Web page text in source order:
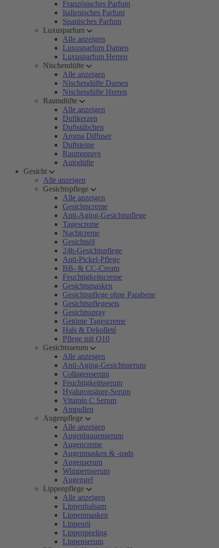
Französisches Parfum
Italienisches Parfum
Spanisches Parfum
Luxusparfum
Alle anzeigen
Luxusparfum Damen
Luxusparfum Herren
Nischendüfte
Alle anzeigen
Nischendüfte Damen
Nischendüfte Herren
Raumdüfte
Alle anzeigen
Duftkerzen
Duftstäbchen
Aroma Diffuser
Duftsteine
Raumsprays
Autodüfte
Gesicht
Alle anzeigen
Gesichtspflege
Alle anzeigen
Gesichtscreme
Anti-Aging-Gesichtspflege
Tagescreme
Nachtcreme
Gesichtsöl
24h-Gesichtspflege
Anti-Pickel-Pflege
BB- & CC-Cream
Feuchtigkeitscreme
Gesichtsmasken
Gesichtspflege ohne Parabene
Gesichtspflegesets
Gesichtsspray
Getönte Tagescreme
Hals & Dekolleté
Pflege mit Q10
Gesichtsserum
Alle anzeigen
Anti-Aging-Gesichtsserum
Collagenserum
Feuchtigkeitsserum
Hyaluronsäure-Serum
Vitamin C Serum
Ampullen
Augenpflege
Alle anzeigen
Augenbrauenserum
Augencreme
Augenmasken & -pads
Augenserum
Wimpernserum
Augengel
Lippenpflege
Alle anzeigen
Lippenbalsam
Lippenmasken
Lippenöl
Lippenpeeling
Lippenserum